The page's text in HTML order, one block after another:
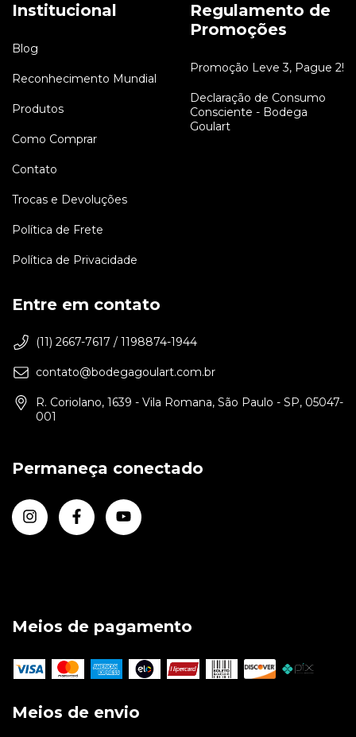
Institucional
Blog
Reconhecimento Mundial
Produtos
Como Comprar
Contato
Trocas e Devoluções
Política de Frete
Política de Privacidade
Regulamento de
Promoções
Promoção Leve 3, Pague 2!
Declaração de Consumo
Consciente - Bodega
Goulart
Entre em contato
(11) 2667-7617 / 1198874-1944
contato@bodegagoulart.com.br
R. Coriolano, 1639 - Vila Romana, São Paulo - SP, 05047-
001
Permaneça conectado
Meios de pagamento
Meios de envio